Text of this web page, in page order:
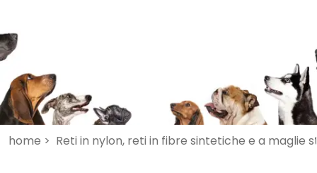
home > Reti in nylon, reti in fibre sintetiche e a maglie